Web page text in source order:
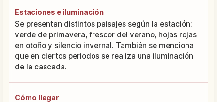
Estaciones e iluminación
Se presentan distintos paisajes según la estación:
verde de primavera, frescor del verano, hojas rojas
en otoño y silencio invernal. También se menciona
que en ciertos periodos se realiza una iluminación
de la cascada.
Cómo llegar